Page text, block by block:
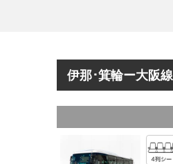
伊那･箕輪ー大阪線